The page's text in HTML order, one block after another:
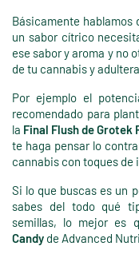
Básicamente hablamos
un sabor cítrico
ese sabor y aroma y no
de tu cannabis y
Por ejemplo el
recomendado para
la Final Flush de Grotek
te haga pensar lo
cannabis con toques de
Si lo que buscas es un
sabes del todo qué
semillas, lo mejor es
Candy de Advanced